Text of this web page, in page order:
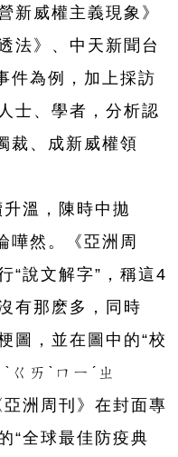
新威權主義現象》
法》、中天新聞台
件為例，加上採訪
士、學者，分析認
裁、成新威權領
溫，陳時中拋
嘩然。《亞洲周
“說文解字”，稱這4
有那麽多，同時
圖，並在圖中的“校
ㄍㄞˋㄇㄧˊㄓ
洲周刊》在封面專
“全球最佳防疫典